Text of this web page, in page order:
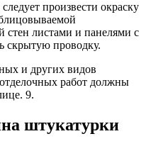
произвести окраску
стен листами и панелями с
скрытую проводку.
и других видов
работ должны
9.
штукатурки